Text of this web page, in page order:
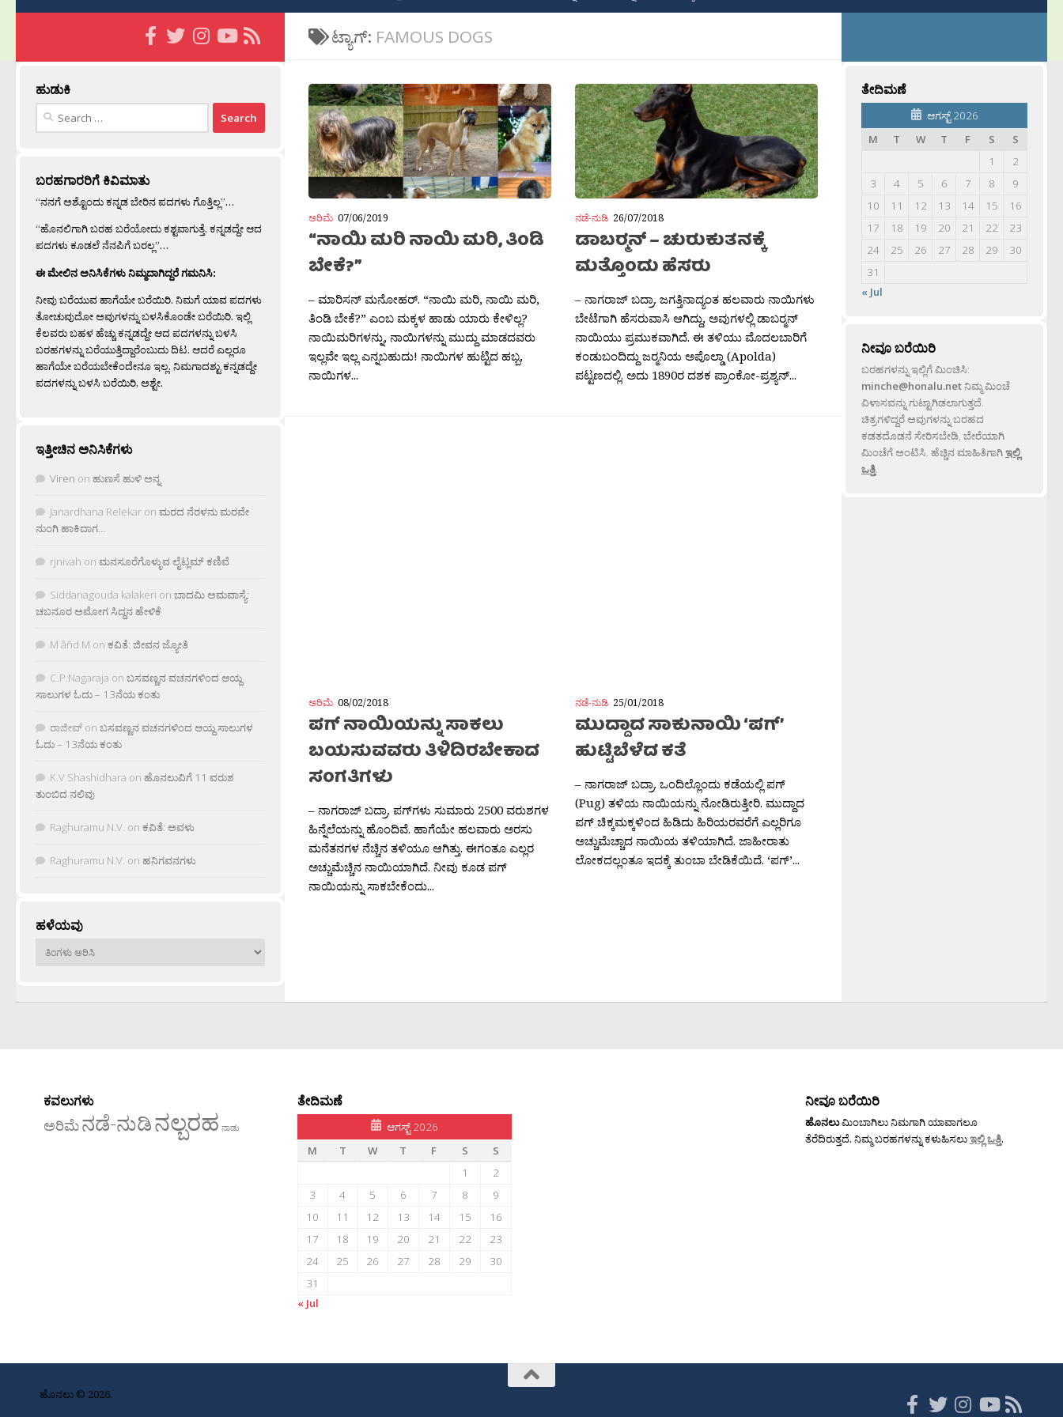
ಟ್ಯಾಗ್: FAMOUS DOGS
ಅರಿಮೆ 07/06/2019
“ನಾಯಿ ಮರಿ ನಾಯಿ ಮರಿ, ತಿಂಡಿ
ಬೇಕೆ?”
– ಮಾರಿಸನ್ ಮನೋಹರ್. “ನಾಯಿ ಮರಿ, ನಾಯಿ ಮರಿ,
ತಿಂಡಿ ಬೇಕೆ?” ಎಂಬ ಮಕ್ಕಳ ಹಾಡು ಯಾರು ಕೇಳಿಲ್ಲ?
ನಾಯಿಮರಿಗಳನ್ನು, ನಾಯಿಗಳನ್ನು ಮುದ್ದು ಮಾಡದವರು
ಇಲ್ಲವೇ ಇಲ್ಲ ಎನ್ನಬಹುದು! ನಾಯಿಗಳ ಹುಟ್ಟಿದ ಹಬ್ಬ,
ನಾಯಿಗಳ...
ನಡೆ-ನುಡಿ 26/07/2018
ಡಾಬರ್‍ಮನ್ – ಚುರುಕುತನಕ್ಕೆ
ಮತ್ತೊಂದು ಹೆಸರು
– ನಾಗರಾಜ್ ಬದ್ರಾ. ಜಗತ್ತಿನಾದ್ಯಂತ ಹಲವಾರು ನಾಯಿಗಳು
ಬೇಟೆಗಾಗಿ ಹೆಸರುವಾಸಿ ಆಗಿದ್ದು, ಅವುಗಳಲ್ಲಿ ಡಾಬರ‍್ಮನ್‍‍
ನಾಯಿಯು ಪ್ರಮುಕವಾಗಿದೆ. ಈ ತಳಿಯು ಮೊದಲಬಾರಿಗೆ
ಕಂಡುಬಂದಿದ್ದು ಜರ‍್ಮನಿಯ ಅಪೊಲ್ಡಾ (Apolda)
ಪಟ್ಟಣದಲ್ಲಿ. ಅದು 1890ರ ದಶಕ ಪ್ರಾಂಕೋ-ಪ್ರಶ್ಯನ್...
ಅರಿಮೆ 08/02/2018
ಪಗ್ ನಾಯಿಯನ್ನು ಸಾಕಲು
ಬಯಸುವವರು ತಿಳಿದಿರಬೇಕಾದ
ಸಂಗತಿಗಳು
– ನಾಗರಾಜ್ ಬದ್ರಾ. ಪಗ್‍ಗಳು ಸುಮಾರು 2500 ವರುಶಗಳ
ಹಿನ್ನೆಲೆಯನ್ನು ಹೊಂದಿವೆ. ಹಾಗೆಯೇ ಹಲವಾರು ಅರಸು
ಮನೆತನಗಳ ನೆಚ್ಚಿನ ತಳಿಯೂ ಆಗಿತ್ತು. ಈಗಂತೂ ಎಲ್ಲರ
ಅಚ್ಚುಮೆಚ್ಚಿನ ನಾಯಿಯಾಗಿದೆ. ನೀವು ಕೂಡ ಪಗ್
ನಾಯಿಯನ್ನು ಸಾಕಬೇಕೆಂದು...
ನಡೆ-ನುಡಿ 25/01/2018
ಮುದ್ದಾದ ಸಾಕುನಾಯಿ ‘ಪಗ್’
ಹುಟ್ಟಿಬೆಳೆದ ಕತೆ
– ನಾಗರಾಜ್ ಬದ್ರಾ. ಒಂದಿಲ್ಲೊಂದು ಕಡೆಯಲ್ಲಿ ಪಗ್
(Pug) ತಳಿಯ ನಾಯಿಯನ್ನು ನೋಡಿರುತ್ತೀರಿ. ಮುದ್ದಾದ
ಪಗ್ ಚಿಕ್ಕಮಕ್ಕಳಿಂದ ಹಿಡಿದು ಹಿರಿಯರವರೆಗೆ ಎಲ್ಲರಿಗೂ
ಅಚ್ಚುಮೆಚ್ಚಾದ ನಾಯಿಯ ತಳಿಯಾಗಿದೆ. ಜಾಹೀರಾತು
ಲೋಕದಲ್ಲಂತೂ ಇದಕ್ಕೆ ತುಂಬಾ ಬೇಡಿಕೆಯಿದೆ. ‘ಪಗ್’...
ಹುಡುಕಿ
Search
ಬರಹಗಾರರಿಗೆ ಕಿವಿಮಾತು
“ನನಗೆ ಅಶ್ಟೊಂದು ಕನ್ನಡ ಬೇರಿನ ಪದಗಳು ಗೊತ್ತಿಲ್ಲ”…
“ಹೊನಲಿಗಾಗಿ ಬರಹ ಬರೆಯೋದು ಕಶ್ಟವಾಗುತ್ತೆ. ಕನ್ನಡದ್ದೇ ಆದ
ಪದಗಳು ಕೂಡಲೆ ನೆನಪಿಗೆ ಬರಲ್ಲ”…
ಈ ಮೇಲಿನ ಅನಿಸಿಕೆಗಳು ನಿಮ್ಮದಾಗಿದ್ದರೆ ಗಮನಿಸಿ:
ನೀವು ಬರೆಯುವ ಹಾಗೆಯೇ ಬರೆಯಿರಿ. ನಿಮಗೆ ಯಾವ ಪದಗಳು
ತೋಚುವುದೋ ಅವುಗಳನ್ನು ಬಳಸಿಕೊಂಡೇ ಬರೆಯಿರಿ. ಇಲ್ಲಿ
ಕೆಲವರು ಬಹಳ ಹೆಚ್ಚು ಕನ್ನಡದ್ದೇ ಆದ ಪದಗಳನ್ನು ಬಳಸಿ
ಬರಹಗಳನ್ನು ಬರೆಯುತ್ತಿದ್ದಾರೆಂಬುದು ದಿಟ. ಆದರೆ ಎಲ್ಲರೂ
ಹಾಗೆಯೇ ಬರೆಯಬೇಕೆಂದೇನೂ ಇಲ್ಲ. ನಿಮಗಾದಶ್ಟು ಕನ್ನಡದ್ದೇ
ಪದಗಳನ್ನು ಬಳಸಿ ಬರೆಯಿರಿ, ಅಶ್ಟೇ.
ಇತ್ತೀಚಿನ ಅನಿಸಿಕೆಗಳು
Viren on ಹುಣಸೆ ಹುಳಿ ಅನ್ನ
Janardhana Relekar on ಮರದ ನೆರಳನು ಮರವೇ
ನುಂಗಿ ಹಾಕಿದಾಗ…
rjnivah on ಮನಸೂರೆಗೊಳ್ಳುವ ಲೈಟ್ಲಮ್ ಕಣಿವೆ
Siddanagouda kalakeri on ಬಾದಮಿ ಅಮವಾಸ್ಯೆ:
ಚಬನೂರ ಅಮೋಗ ಸಿದ್ದನ ಹೇಳಿಕೆ
M âñd M on ಕವಿತೆ: ಜೀವನ ಜ್ಯೋತಿ
C.P.Nagaraja on ಬಸವಣ್ಣನ ವಚನಗಳಿಂದ ಆಯ್ದ
ಸಾಲುಗಳ ಓದು – 13ನೆಯ ಕಂತು
ರಾಜೀವ್ on ಬಸವಣ್ಣನ ವಚನಗಳಿಂದ ಆಯ್ದ ಸಾಲುಗಳ
ಓದು – 13ನೆಯ ಕಂತು
K.V Shashidhara on ಹೊನಲುವಿಗೆ 11 ವರುಶ
ತುಂಬಿದ ನಲಿವು
Raghuramu N.V. on ಕವಿತೆ: ಅವಳು
Raghuramu N.V. on ಹನಿಗವನಗಳು
ಹಳೆಯವು
ಹಳೆಯವು
ತೇದಿಮಣೆ
ಆಗಸ್ಟ್ 2026
M
T W T F S
S
1
2
3
4 5 6 7 8
9
10
11 12 13 14 15
16
17
18 19 20 21 22
23
24
25 26 27 28 29
30
31
« Jul
ನೀವೂ ಬರೆಯಿರಿ
ಬರಹಗಳನ್ನು ಇಲ್ಲಿಗೆ ಮಿಂಚಿಸಿ:
minche@honalu.netನಿಮ್ಮ ಮಿಂಚೆ
ವಿಳಾಸವನ್ನು ಗುಟ್ಟಾಗಿಡಲಾಗುತ್ತದೆ.
ಚಿತ್ರಗಳಿದ್ದರೆ ಅವುಗಳನ್ನು ಬರಹದ
ಕಡತದೊಡನೆ ಸೇರಿಸಬೇಡಿ, ಬೇರೆಯಾಗಿ
ಮಿಂಚೆಗೆ ಅಂಟಿಸಿ. ಹೆಚ್ಚಿನ ಮಾಹಿತಿಗಾಗಿಇಲ್ಲಿ
ಒತ್ತಿ.
ಕವಲುಗಳು
ಅರಿಮೆನಡೆ-ನುಡಿನಲ್ಬರಹ ನಾಡು
ತೇದಿಮಣೆ
ಆಗಸ್ಟ್ 2026
M
T W T F S
S
1
2
3
4 5 6 7 8
9
10
11 12 13 14 15
16
17
18 19 20 21 22
23
24
25 26 27 28 29
30
31
« Jul
ನೀವೂ ಬರೆಯಿರಿ
ಹೊನಲುಮಿಂಬಾಗಿಲು ನಿಮಗಾಗಿ ಯಾವಾಗಲೂ
ತೆರೆದಿರುತ್ತದೆ. ನಿಮ್ಮ ಬರಹಗಳನ್ನು ಕಳುಹಿಸಲುಇಲ್ಲಿ ಒತ್ತಿ.
ಹೊನಲು © 2026.